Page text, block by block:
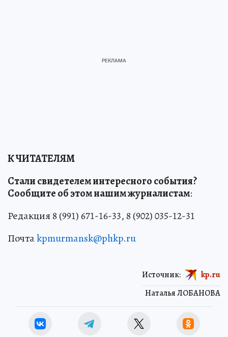
К ЧИТАТЕЛЯМ
Стали свидетелем интересного события?
Сообщите об этом нашим журналистам:
Редакция 8 (991) 671-16-33, 8 (902) 035-12-31
Почтаkpmurmansk@phkp.ru
Наталья ЛОБАНОВА
Источник: kp.ru